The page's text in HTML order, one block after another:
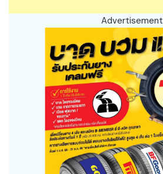
Advertisement